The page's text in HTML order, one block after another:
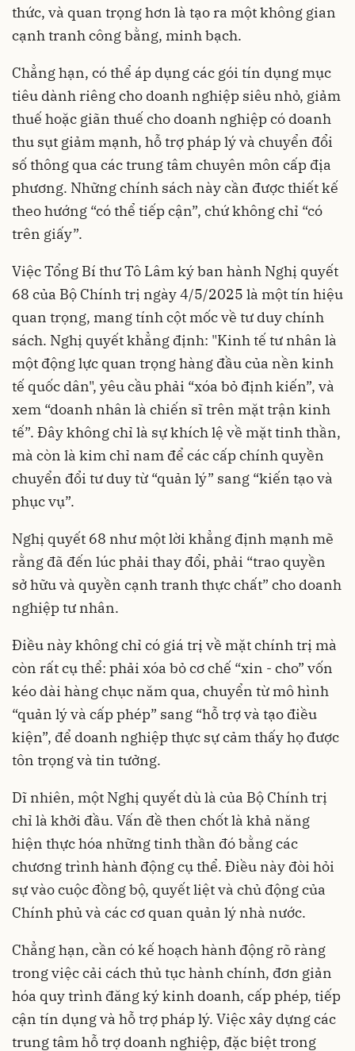
thức, và quan trọng hơn là tạo ra một không gian
cạnh tranh công bằng, minh bạch.
Chẳng hạn, có thể áp dụng các gói tín dụng mục
tiêu dành riêng cho doanh nghiệp siêu nhỏ, giảm
thuế hoặc giãn thuế cho doanh nghiệp có doanh
thu sụt giảm mạnh, hỗ trợ pháp lý và chuyển đổi
số thông qua các trung tâm chuyên môn cấp địa
phương. Những chính sách này cần được thiết kế
theo hướng “có thể tiếp cận”, chứ không chỉ “có
trên giấy”.
Việc Tổng Bí thư Tô Lâm ký ban hành Nghị quyết
68 của Bộ Chính trị ngày 4/5/2025 là một tín hiệu
quan trọng, mang tính cột mốc về tư duy chính
sách. Nghị quyết khẳng định: "Kinh tế tư nhân là
một động lực quan trọng hàng đầu của nền kinh
tế quốc dân", yêu cầu phải “xóa bỏ định kiến”, và
xem “doanh nhân là chiến sĩ trên mặt trận kinh
tế”. Đây không chỉ là sự khích lệ về mặt tinh thần,
mà còn là kim chỉ nam để các cấp chính quyền
chuyển đổi tư duy từ “quản lý” sang “kiến tạo và
phục vụ”.
Nghị quyết 68 như một lời khẳng định mạnh mẽ
rằng đã đến lúc phải thay đổi, phải “trao quyền
sở hữu và quyền cạnh tranh thực chất” cho doanh
nghiệp tư nhân.
Điều này không chỉ có giá trị về mặt chính trị mà
còn rất cụ thể: phải xóa bỏ cơ chế “xin - cho” vốn
kéo dài hàng chục năm qua, chuyển từ mô hình
“quản lý và cấp phép” sang “hỗ trợ và tạo điều
kiện”, để doanh nghiệp thực sự cảm thấy họ được
tôn trọng và tin tưởng.
Dĩ nhiên, một Nghị quyết dù là của Bộ Chính trị
chỉ là khởi đầu. Vấn đề then chốt là khả năng
hiện thực hóa những tinh thần đó bằng các
chương trình hành động cụ thể. Điều này đòi hỏi
sự vào cuộc đồng bộ, quyết liệt và chủ động của
Chính phủ và các cơ quan quản lý nhà nước.
Chẳng hạn, cần có kế hoạch hành động rõ ràng
trong việc cải cách thủ tục hành chính, đơn giản
hóa quy trình đăng ký kinh doanh, cấp phép, tiếp
cận tín dụng và hỗ trợ pháp lý. Việc xây dựng các
trung tâm hỗ trợ doanh nghiệp, đặc biệt trong